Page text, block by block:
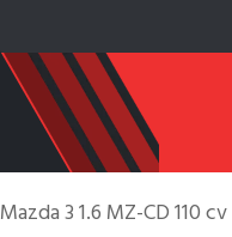
Mazda 3 1.6 MZ-CD 110 cv